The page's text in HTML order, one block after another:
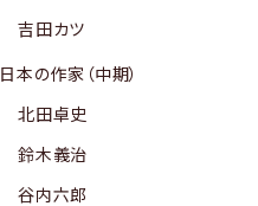
吉田カツ
日本の作家（中期）
北田卓史
鈴木義治
谷内六郎